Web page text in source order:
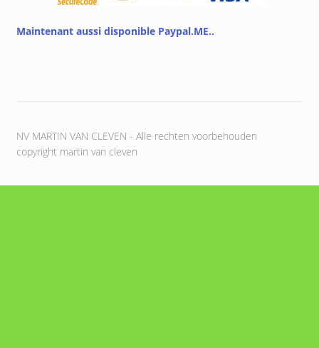
Maintenant aussi disponible Paypal.ME..
NV MARTIN VAN CLEVEN - Alle rechten voorbehouden
copyright martin van cleven